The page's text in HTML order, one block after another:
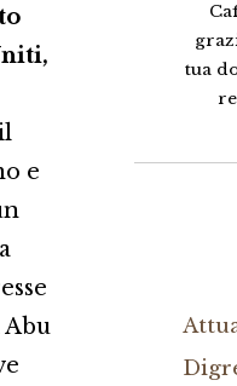
e
Abu
tua